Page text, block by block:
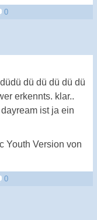
0
dü dü dü dü dü
erkennts. klar..
ist ja ein
Youth Version von
0